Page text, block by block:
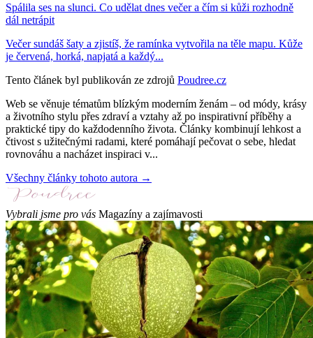
Spálila ses na slunci. Co udělat dnes večer a čím si kůži rozhodně
dál netrápit
Večer sundáš šaty a zjistíš, že ramínka vytvořila na těle mapu. Kůže
je červená, horká, napjatá a každý...
Tento článek byl publikován ze zdrojů Poudree.cz
Web se věnuje tématům blízkým moderním ženám – od módy, krásy
a životního stylu přes zdraví a vztahy až po inspirativní příběhy a
praktické tipy do každodenního života. Články kombinují lehkost a
čtivost s užitečnými radami, které pomáhají pečovat o sebe, hledat
rovnováhu a nacházet inspiraci v...
Všechny články tohoto autora →
Vybrali jsme pro vás Magazíny a zajímavosti